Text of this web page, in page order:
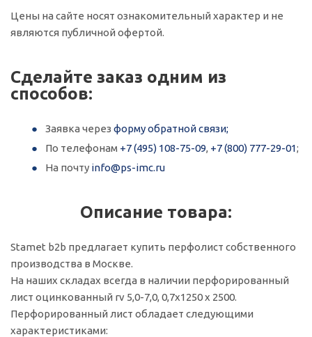
Цены на сайте носят ознакомительный характер и не
являются публичной офертой.
Сделайте заказ одним из
способов:
Заявка через форму обратной связи;
По телефонам +7 (495) 108-75-09, +7 (800) 777-29-01;
На почту info@ps-imc.ru
Описание товара:
Stamet b2b предлагает купить перфолист собственного
производства в Москве.
На наших складах всегда в наличии перфорированный
лист оцинкованный rv 5,0-7,0, 0,7х1250 х 2500.
Перфорированный лист обладает следующими
характеристиками: